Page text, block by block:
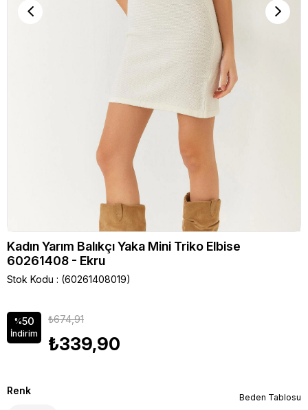
Kadın Yarım Balıkçı Yaka Mini Triko Elbise
60261408 - Ekru
Stok Kodu (60261408019)
%50
İndirim
₺674,91
₺339,90
Renk
Beden Tablosu